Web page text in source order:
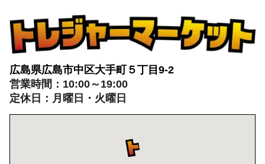
広島県広島市中区大手町５丁目9-2
営業時間：10:00～19:00
定休日：月曜日・火曜日